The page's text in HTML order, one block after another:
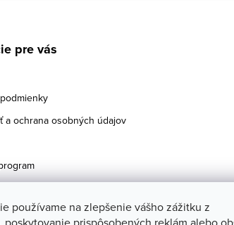
používame na zlepšenie vášho zážitku z
pre vás
a ochrana osobných údajov